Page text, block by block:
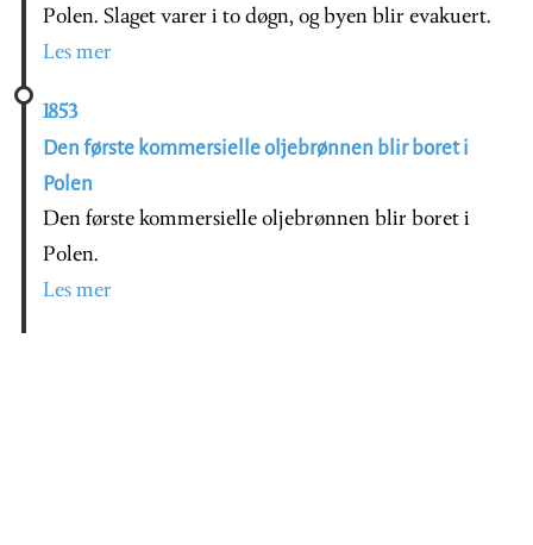
Polen. Slaget varer i to døgn, og byen blir evakuert.
Les mer
1853
Den første kommersielle oljebrønnen blir boret i
Polen
Den første kommersielle oljebrønnen blir boret i
Polen.
Les mer